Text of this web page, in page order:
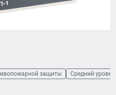
защиты Средний